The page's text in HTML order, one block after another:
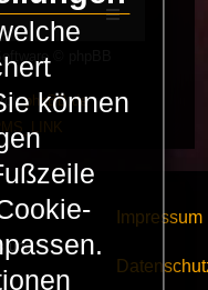
© phpBB
phpBB.de
und
Impressum
können